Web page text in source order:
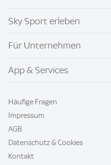
Sky Sport erleben
Für Unternehmen
App & Services
Häufige Fragen
Impressum
AGB
Datenschutz & Cookies
Kontakt